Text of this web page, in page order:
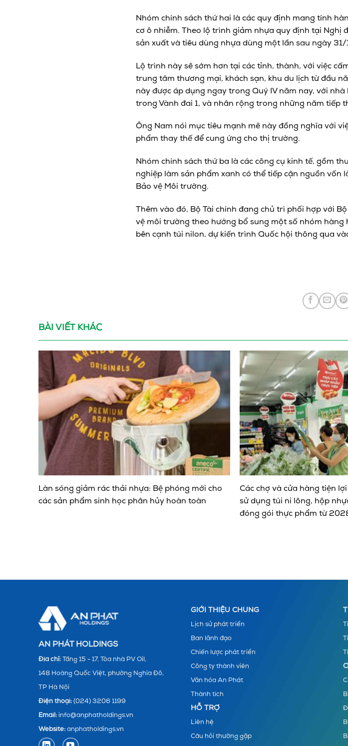
Nhóm chính sách thứ hai là các quy định mang tính
cơ ô nhiễm. Theo lộ trình giảm nhựa quy định tại Nghị
sản xuất và tiêu dùng nhựa dùng một lần sau ngày
Lộ trình này sẽ sớm hơn tại các tỉnh, thành, với việc
trung tâm thương mại, khách sạn, khu du lịch từ đầu
này được áp dụng ngay trong Quý IV năm nay, với
trong Vành đai 1, và nhân rộng trong những năm tiếp
Ông Nam nói mục tiêu mạnh mẽ này đồng nghĩa với
phẩm thay thế để cung ứng cho thị trường.
Nhóm chính sách thứ ba là các công cụ kinh tế, gồm
nghiệp làm sản phẩm xanh có thể tiếp cận nguồn
Bảo vệ Môi trường.
Thêm vào đó, Bộ Tài chính đang chủ trì phối hợp với
vệ môi trường theo hướng bổ sung một số nhóm hàng
bên cạnh túi nilon, dự kiến trình Quốc hội thông qua
BÀI VIẾT KHÁC
Làn sóng giảm rác thải nhựa: Bệ phóng mới cho
các sản phẩm sinh học phân hủy hoàn toàn
Các chợ và cửa hàng tiện
sử dụng túi ni lông, hộp
đóng gói thực phẩm từ
AN PHÁT HOLDINGS
Địa chỉ: Tầng 15 - 17, Tòa nhà PV Oil,
148 Hoàng Quốc Việt, phường Nghĩa Đô,
TP Hà Nội
Điện thoại: (024) 3206 1199
Email: info@anphatholdings.vn
Website: anphatholdings.vn
GIỚI THIỆU CHUNG
Lịch sử phát triển
Ban lãnh đạo
Chiến lược phát triển
Công ty thành viên
Văn hóa An Phát
Thành tích
HỖ TRỢ
Liên hệ
Câu hỏi thường gặp